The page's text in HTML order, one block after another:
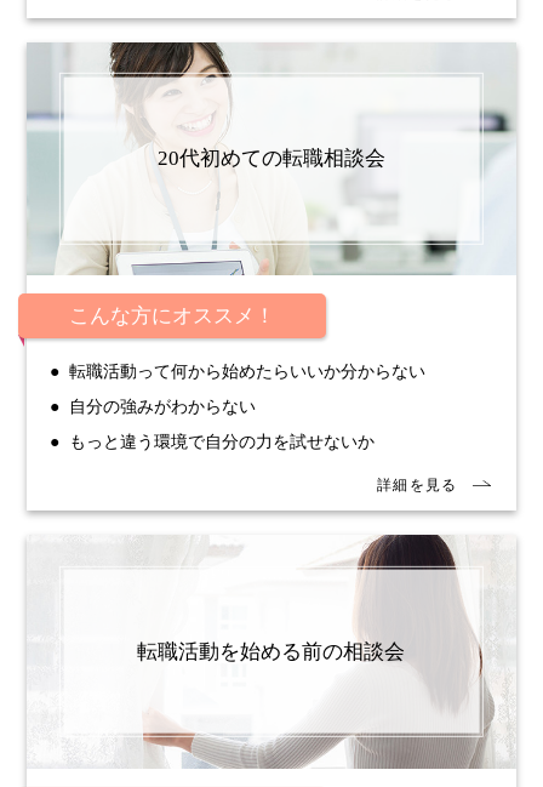
20代初めての転職相談会
こんな方にオススメ！
転職活動って何から始めたらいいか分からない
自分の強みがわからない
もっと違う環境で自分の力を試せないか
転職活動を始める前の相談会